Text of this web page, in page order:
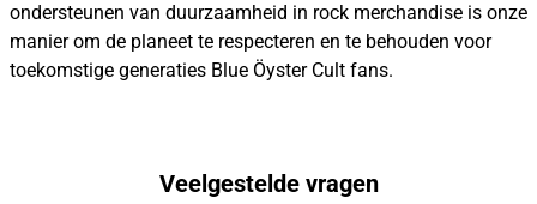
ondersteunen van duurzaamheid in rock merchandise is onze
manier om de planeet te respecteren en te behouden voor
toekomstige generaties Blue Öyster Cult fans.
Veelgestelde vragen